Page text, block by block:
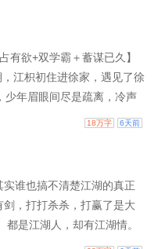
你思想的限制、我们那些
都是无感！轮回的希望、寂
失！ 那些时间、那些空间、
有欲+双学霸＋蓄谋已久】
江枳初住进徐家，遇见了徐
少年眉眼间尽是疏离，冷声
点要求。 \n所有人都以为，
不同方向而来，在某个节
要你。”徐津年步步紧逼，
。”\n “既
18万字 6天前
谁也搞不清楚江湖的真正
，打打杀杀，打赢了是大
都是江湖人，却有江湖情。